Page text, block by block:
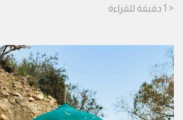
< 1 دقيقة للقراءة